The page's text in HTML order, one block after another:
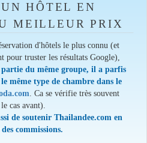
HÔTEL EN
MEILLEUR PRIX
d'hôtels le plus connu (et
pour truster les résultats Google),
du même groupe, il a parfis
même type de chambre dans le
. Ca se vérifie très souvent
cas avant).
de soutenir Thailandee.com en
commissions.